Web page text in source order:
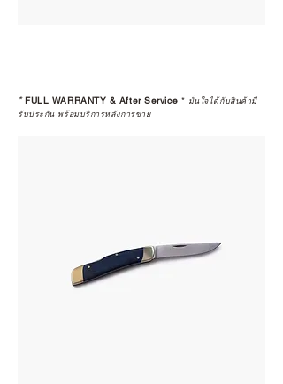
*FULL WARRANTY & After Service * มั่นใจได้กับสินค้ามี
รับประกัน พร้อมบริการหลังการขาย